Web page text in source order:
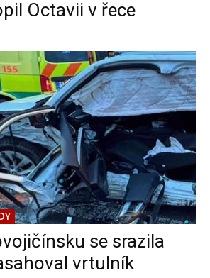
Octavii v řece
se srazila
vrtulník